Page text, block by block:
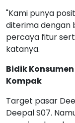
"Kami punya
diterima dengan
percaya fitur
katanya.
Bidik
Kompak
Target pasar
Deepal S07.